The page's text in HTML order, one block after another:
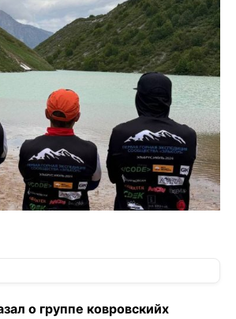
о группе ковровскийх